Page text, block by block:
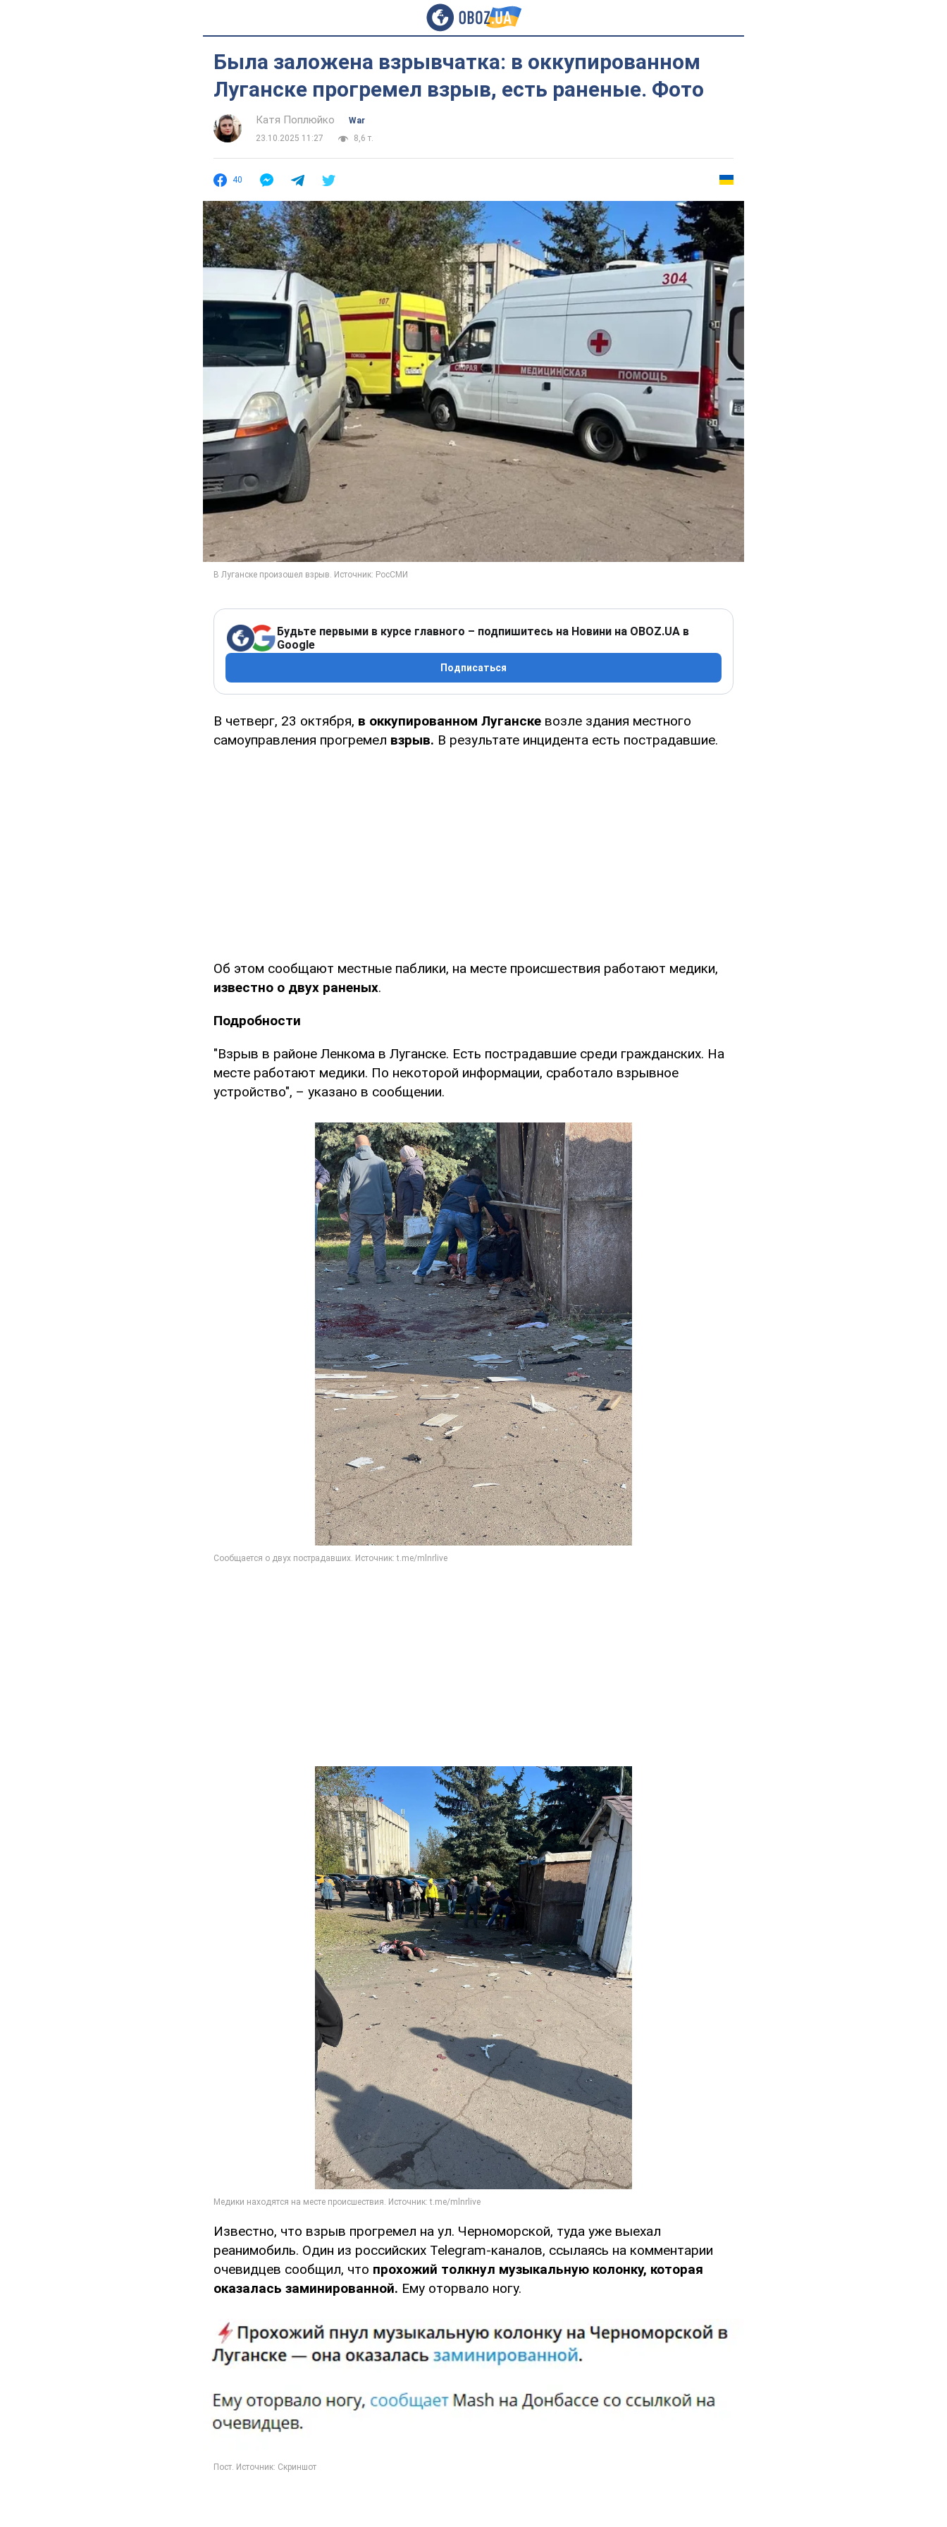
Была заложена взрывчатка: в оккупированном
Луганске прогремел взрыв, есть раненые. Фото
Катя Поплюйко
War
23.10.2025 11:27
8,6 т.
40
Будьте первыми в курсе главного – подпишитесь на Новини на OBOZ.UA в
Google
Подписаться
В четверг, 23 октября, в оккупированном Луганске возле здания местного
самоуправления прогремел взрыв. В результате инцидента есть пострадавшие.
Об этом сообщают местные паблики, на месте происшествия работают медики,
известно о двух раненых.
Подробности
"Взрыв в районе Ленкома в Луганске. Есть пострадавшие среди гражданских. На
месте работают медики. По некоторой информации, сработало взрывное
устройство", – указано в сообщении.
Известно, что взрыв прогремел на ул. Черноморской, туда уже выехал
реанимобиль. Один из российских Telegram-каналов, ссылаясь на комментарии
очевидцев сообщил, что прохожий толкнул музыкальную колонку, которая
оказалась заминированной. Ему оторвало ногу.